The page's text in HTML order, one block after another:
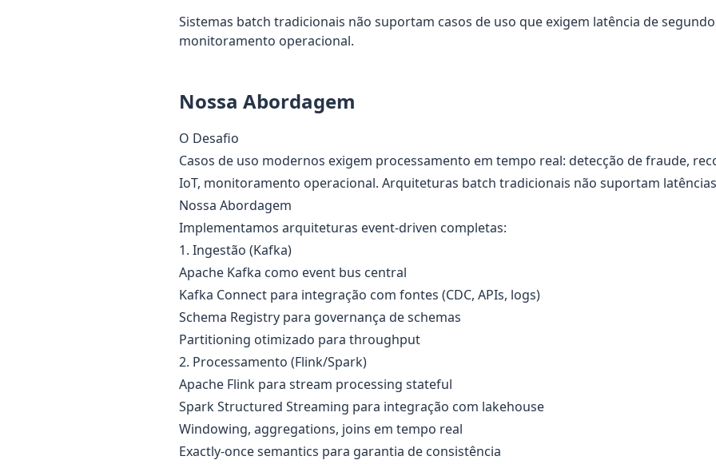
Sistemas batch tradicionais não suportam casos de uso que exigem latência de
monitoramento operacional.
Nossa Abordagem
O Desafio
Casos de uso modernos exigem processamento em tempo real: detecção de fraude,
IoT, monitoramento operacional. Arquiteturas batch tradicionais não suportam
Nossa Abordagem
Implementamos arquiteturas event-driven completas:
1. Ingestão (Kafka)
Apache Kafka como event bus central
Kafka Connect para integração com fontes (CDC, APIs, logs)
Schema Registry para governança de schemas
Partitioning otimizado para throughput
2. Processamento (Flink/Spark)
Apache Flink para stream processing stateful
Spark Structured Streaming para integração com lakehouse
Windowing, aggregations, joins em tempo real
Exactly-once semantics para garantia de consistência